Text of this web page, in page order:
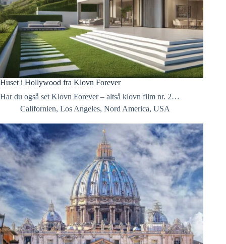
Huset i Hollywood fra Klovn Forever
Har du også set Klovn Forever – altså klovn film nr. 2…
Californien, Los Angeles, Nord America, USA